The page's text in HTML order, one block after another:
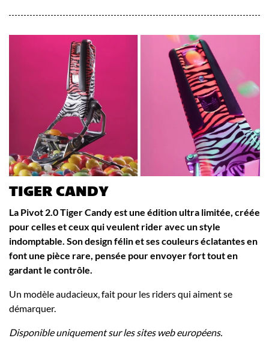
TIGER CANDY
La Pivot 2.0 Tiger Candy est une édition ultra limitée, créée
pour celles et ceux qui veulent rider avec un style
indomptable. Son design félin et ses couleurs éclatantes en
font une pièce rare, pensée pour envoyer fort tout en
gardant le contrôle.
Un modèle audacieux, fait pour les riders qui aiment se
démarquer.
Disponible uniquement sur les sites web européens.